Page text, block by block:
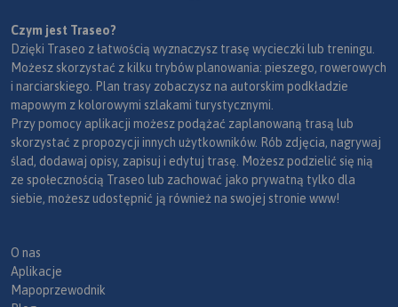
Czym jest Traseo?
Dzięki Traseo z łatwością wyznaczysz trasę wycieczki lub treningu.
Możesz skorzystać z kilku trybów planowania: pieszego, rowerowych
i narciarskiego. Plan trasy zobaczysz na autorskim podkładzie
mapowym z kolorowymi szlakami turystycznymi.
Przy pomocy aplikacji możesz podążać zaplanowaną trasą lub
skorzystać z propozycji innych użytkowników. Rób zdjęcia, nagrywaj
ślad, dodawaj opisy, zapisuj i edytuj trasę. Możesz podzielić się nią
ze społecznością Traseo lub zachować jako prywatną tylko dla
siebie, możesz udostępnić ją również na swojej stronie www!
O nas
Aplikacje
Mapoprzewodnik